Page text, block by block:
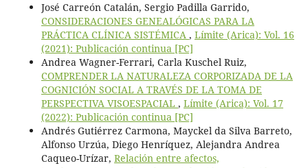
José Carreón Catalán, Sergio Padilla Garrido,
CONSIDERACIONES GENEALÓGICAS PARA LA
PRÁCTICA CLÍNICA SISTÉMICA , Límite (Arica): Vol. 16
(2021): Publicación continua [PC]
Andrea Wagner-Ferrari, Carla Kuschel Ruiz,
COMPRENDER LA NATURALEZA CORPORIZADA DE LA
COGNICIÓN SOCIAL A TRAVÉS DE LA TOMA DE
PERSPECTIVA VISOESPACIAL , Límite (Arica): Vol. 17
(2022): Publicación continua [PC]
Andrés Gutiérrez Carmona, Mayckel da Silva Barreto,
Alfonso Urzúa, Diego Henríquez, Alejandra Andrea
Caqueo-Urízar, Relación entre afectos,